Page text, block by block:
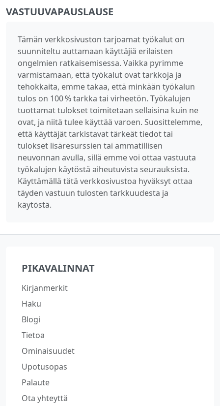
VASTUUVAPAUSLAUSE
Tämän verkkosivuston tarjoamat työkalut on
suunniteltu auttamaan käyttäjiä erilaisten
ongelmien ratkaisemisessa. Vaikka pyrimme
varmistamaan, että työkalut ovat tarkkoja ja
tehokkaita, emme takaa, että minkään työkalun
tulos on 100 % tarkka tai virheetön. Työkalujen
tuottamat tulokset toimitetaan sellaisina kuin ne
ovat, ja niitä tulee käyttää varoen. Suosittelemme,
että käyttäjät tarkistavat tärkeät tiedot tai
tulokset lisäresurssien tai ammatillisen
neuvonnan avulla, sillä emme voi ottaa vastuuta
työkalujen käytöstä aiheutuvista seurauksista.
Käyttämällä tätä verkkosivustoa hyväksyt ottaa
täyden vastuun tulosten tarkkuudesta ja
käytöstä.
PIKAVALINNAT
Kirjanmerkit
Haku
Blogi
Tietoa
Ominaisuudet
Upotusopas
Palaute
Ota yhteyttä